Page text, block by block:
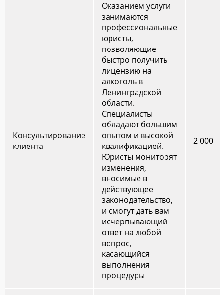
Консультирование
клиента
Оказанием услуги
занимаются
профессиональные
юристы,
позволяющие
быстро получить
лицензию на
алкоголь в
Ленинградской
области.
Специалисты
обладают большим
опытом и высокой
квалификацией.
Юристы мониторят
изменения,
вносимые в
действующее
законодательство,
и смогут дать вам
исчерпывающий
ответ на любой
вопрос,
касающийся
выполнения
процедуры
2 000